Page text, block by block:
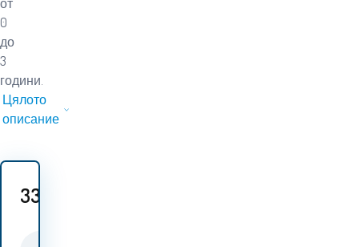
от
0
до
3
години.
Цялото
описание
33